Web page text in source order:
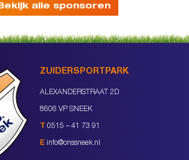
alle sponsoren
ZUIDERSPORTPARK
ALEXANDERSTRAAT 2D
8606 VP SNEEK
T 0515 – 41 73 91
E info@onssneek.nl